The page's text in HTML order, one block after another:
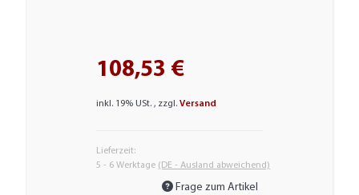
108,53 €
inkl. 19% USt. , zzgl.Versand
Lieferzeit:
5 - 6 Werktage (DE - Ausland abweichend)
Frage zum Artikel